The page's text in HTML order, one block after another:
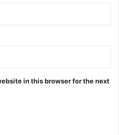
in this browser for the next